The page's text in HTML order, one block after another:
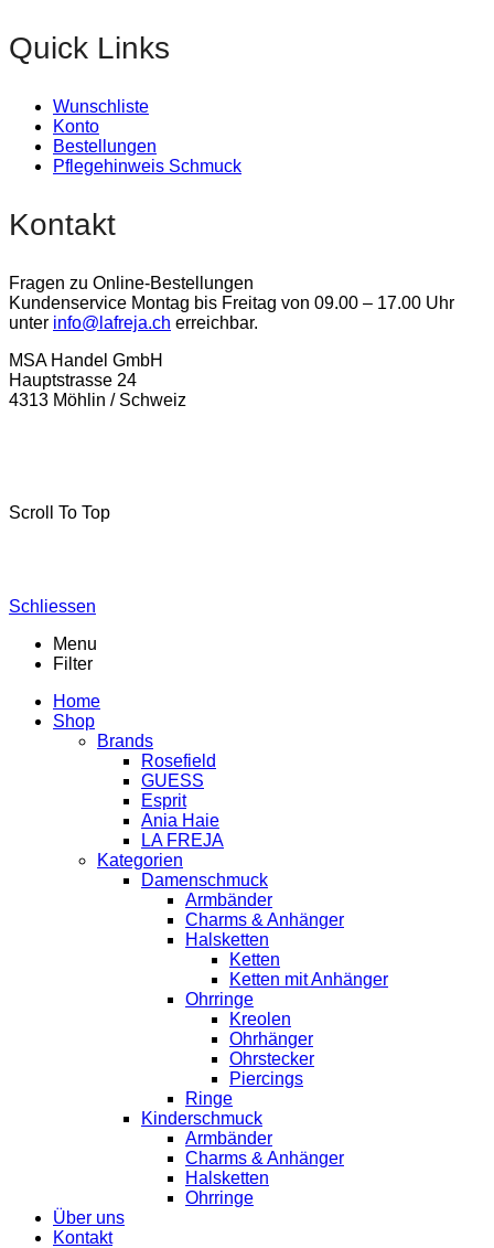
Quick Links
Wunschliste
Konto
Bestellungen
Pflegehinweis Schmuck
Kontakt
Fragen zu Online-Bestellungen
Kundenservice Montag bis Freitag von 09.00 – 17.00 Uhr
unter info@lafreja.ch erreichbar.
MSA Handel GmbH
Hauptstrasse 24
4313 Möhlin / Schweiz
Scroll To Top
Schliessen
Menu
Filter
Home
Shop
Brands
Rosefield
GUESS
Esprit
Ania Haie
LA FREJA
Kategorien
Damenschmuck
Armbänder
Charms & Anhänger
Halsketten
Ketten
Ketten mit Anhänger
Ohrringe
Kreolen
Ohrhänger
Ohrstecker
Piercings
Ringe
Kinderschmuck
Armbänder
Charms & Anhänger
Halsketten
Ohrringe
Über uns
Kontakt